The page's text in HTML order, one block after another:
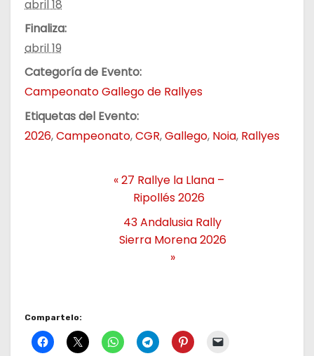
abril 18
Finaliza:
abril 19
Categoría de Evento:
Campeonato Gallego de Rallyes
Etiquetas del Evento:
2026,Campeonato,CGR,Gallego, Noia, Rallyes
«27 Rallye la Llana –
Ripollés 2026
43 Andalusia Rally
Sierra Morena 2026
»
Compartelo: